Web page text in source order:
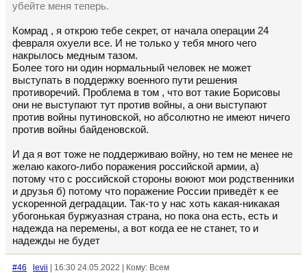
убейте меня теперь.
Комрад , я открою тебе секрет, от начала операции 24
февраля охуели все. И не только у тебя много чего
накрылось медным тазом.
Более того ни один нормальный человек не может
выступать в поддержку военного пути решения
противоречий. Проблема в том , что вот такие Борисовы
они не выступают тут против войны, а они выступают
против войны путиновской, но абсолютно не имеют ничего
против войны байденовской.
И да я вот тоже не поддерживаю войну, но тем не менее не
желаю какого-либо поражения российской армии, а)
потому что с российской стороны воюют мои родственники
и друзья б) потому что поражение России приведёт к ее
ускоренной деградации. Так-то у нас хоть какая-никакая
убогонькая буржуазная страна, но пока она есть, есть и
надежда на перемены, а вот когда ее не станет, то и
надежды не будет
#46 levii | 16:30 24.05.2022 | Кому: Всем